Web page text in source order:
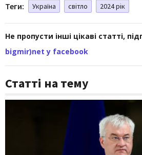
Теги: Україна світло 2024 рік
Не пропусти інші цікаві статті,
bigmir)net у facebook
Статті на тему